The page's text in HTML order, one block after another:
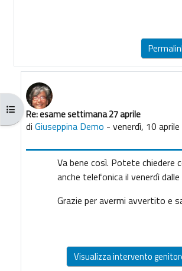
Apri indice del corso
In riposta a Antonella Orlando
Re: esame settimana 27 aprile
diGiuseppina Demo -venerdì, 10
Va bene così. Potete chiedere
anche telefonica il venerdì
Grazie per avermi avvertito e
Visualizza intervento